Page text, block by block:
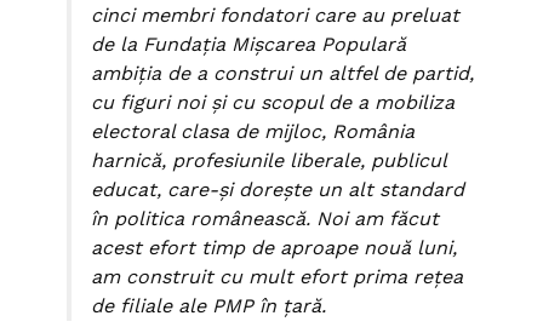
cinci membri fondatori care au preluat
de la Fundaţia Mişcarea Populară
ambiţia de a construi un altfel de partid,
cu figuri noi şi cu scopul de a mobiliza
electoral clasa de mijloc, România
harnică, profesiunile liberale, publicul
educat, care-şi doreşte un alt standard
în politica românească. Noi am făcut
acest efort timp de aproape nouă luni,
am construit cu mult efort prima reţea
de filiale ale PMP în ţară.